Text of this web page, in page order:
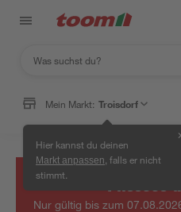
Mein Markt: Troisdorf
Hier kannst du deinen
Markt anpassen , falls er nicht
stimmt.
Bis zu 65 %
Plissees
Nur gültig bis zum